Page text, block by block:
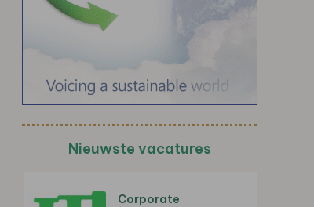
Nieuwste vacatures
Corporate